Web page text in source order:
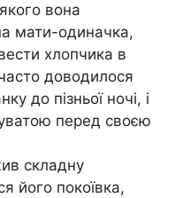
вона
мати-одиначка,
хлопчика в
доводилося
до пізньої ночі, і
перед своєю
складну
його покоївка,